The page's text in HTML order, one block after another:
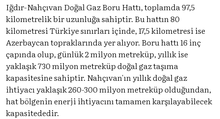
Iğdır-Nahçıvan Doğal Gaz Boru Hattı, toplamda 97,5
kilometrelik bir uzunluğa sahiptir. Bu hattın 80
kilometresi Türkiye sınırları içinde, 17,5 kilometresi ise
Azerbaycan topraklarında yer alıyor. Boru hattı 16 inç
çapında olup, günlük 2 milyon metreküp, yıllık ise
yaklaşık 730 milyon metreküp doğal gaz taşıma
kapasitesine sahiptir. Nahçıvan'ın yıllık doğal gaz
ihtiyacı yaklaşık 260-300 milyon metreküp olduğundan,
hat bölgenin enerji ihtiyacını tamamen karşılayabilecek
kapasitededir.